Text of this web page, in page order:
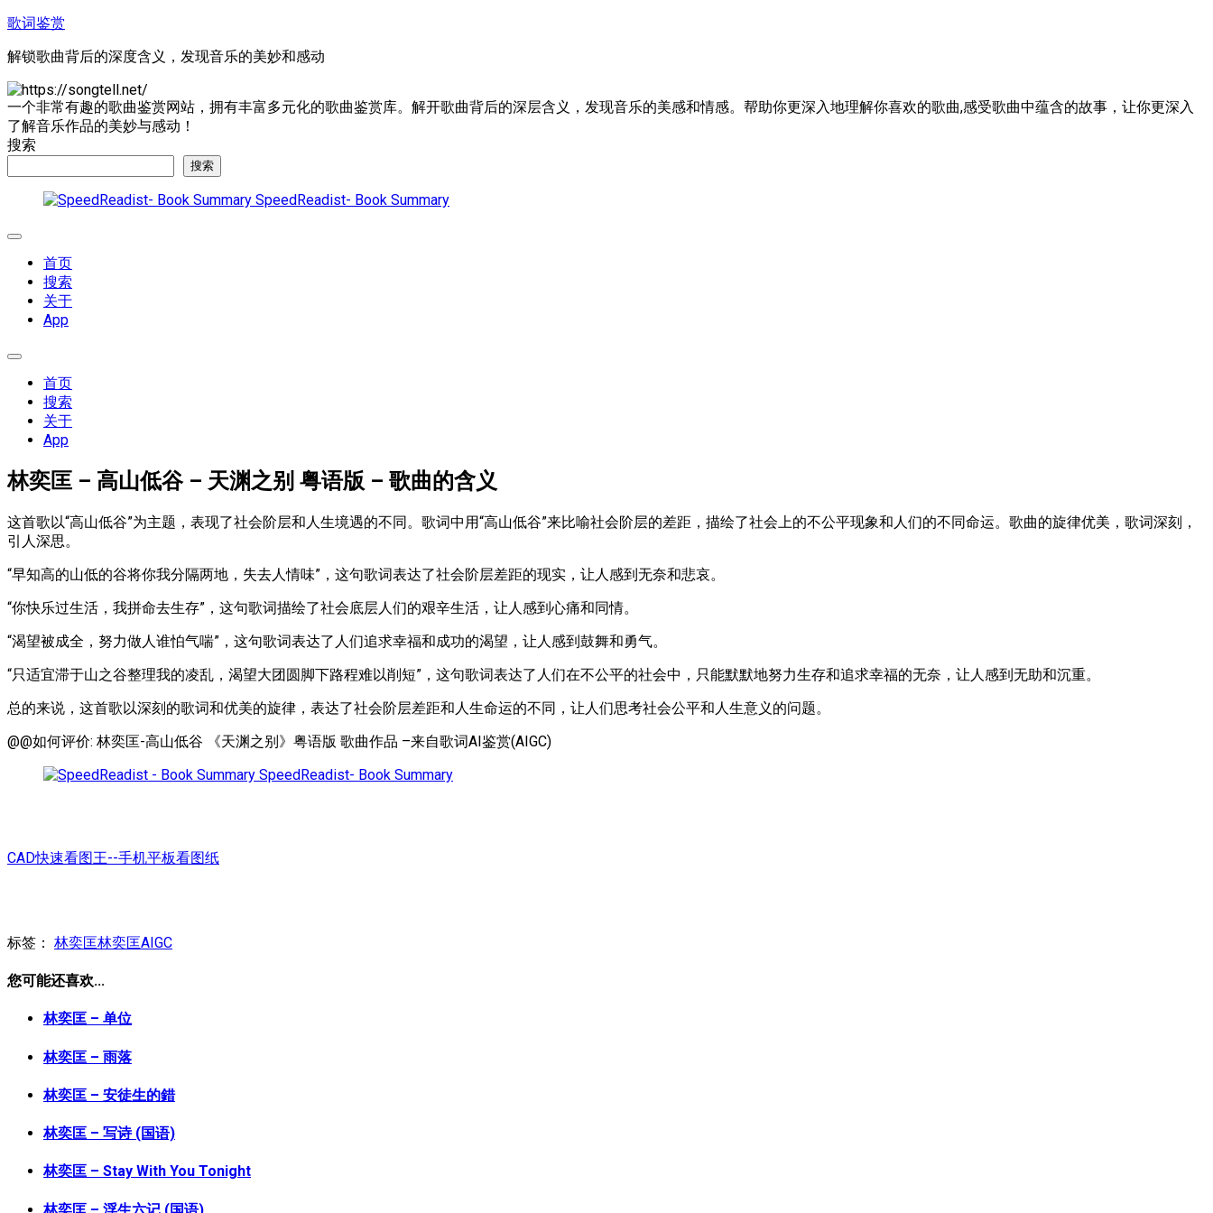
跳
内
容
歌词鉴赏
解锁歌曲背后的深度含义，发现音乐的美妙和感动
一个非常有趣的歌曲鉴赏网站，拥有丰富多元化的歌曲鉴赏库。解开歌曲背后的深层含义，发现音乐的美感和情感。帮助你更深入地理解你喜欢的歌曲,感受歌曲中蕴含的故事，让你更深入
了解音乐作品的美妙与感动！
搜索
搜索
SpeedReadist- Book Summary
展
首页
搜索
关于
App
展
首页
搜索
关于
App
林奕匡 – 高山低谷 – 天渊之别 粤语版 – 歌曲的含义
这首歌以“高山低谷”为主题，表现了社会阶层和人生境遇的不同。歌词中用“高山低谷”来比喻社会阶层的差距，描绘了社会上的不公平现象和人们的不同命运。歌曲的旋律优美，歌词深刻，
引人深思。
“早知高的山低的谷将你我分隔两地，失去人情味”，这句歌词表达了社会阶层差距的现实，让人感到无奈和悲哀。
“你快乐过生活，我拼命去生存”，这句歌词描绘了社会底层人们的艰辛生活，让人感到心痛和同情。
“渴望被成全，努力做人谁怕气喘”，这句歌词表达了人们追求幸福和成功的渴望，让人感到鼓舞和勇气。
“只适宜滞于山之谷整理我的凌乱，渴望大团圆脚下路程难以削短”，这句歌词表达了人们在不公平的社会中，只能默默地努力生存和追求幸福的无奈，让人感到无助和沉重。
总的来说，这首歌以深刻的歌词和优美的旋律，表达了社会阶层差距和人生命运的不同，让人们思考社会公平和人生意义的问题。
@@如何评价: 林奕匡-高山低谷 《天渊之别》粤语版 歌曲作品 –来自歌词AI鉴赏(AIGC)
SpeedReadist- Book Summary
CAD快速看图王--手机平板看图纸
标签： 林奕匡林奕匡AIGC
您可能还喜欢...
林奕匡 – 单位
林奕匡 – 雨落
林奕匡 – 安徒生的錯
林奕匡 – 写诗 (国语)
林奕匡 – Stay With You Tonight
林奕匡 – 浮生六记 (国语)